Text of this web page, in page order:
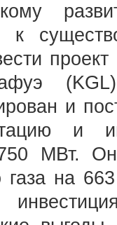
к
проект
и
и
МВт. Он
газа на